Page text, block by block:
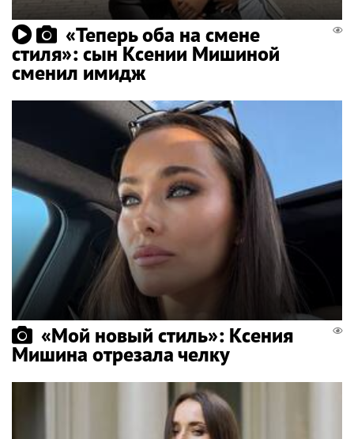
«Теперь оба на смене
стиля»: сын Ксении Мишиной
сменил имидж
«Мой новый стиль»: Ксения
Мишина отрезала челку